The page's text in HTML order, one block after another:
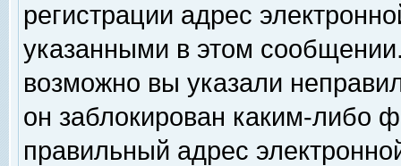
регистрации адрес
указанными в этом
возможно вы указали
он заблокирован каким-либо
правильный адрес